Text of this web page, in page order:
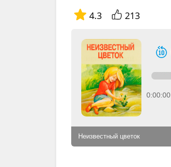
4.3 213
0:00:00
Неизвестный цветок